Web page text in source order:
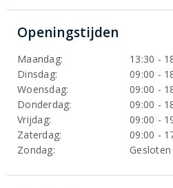
Openingstijden
Maandag:
13:30 -
Dinsdag:
09:00 -
Woensdag:
09:00 -
Donderdag:
09:00 -
Vrijdag:
09:00 -
Zaterdag:
09:00 -
Zondag:
Gesloten